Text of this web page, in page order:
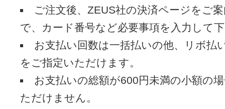
ご注文後、ZEUS社の決済ページをご
で、カード番号など必要事項を入力して
お支払い回数は一括払いの他、リボ払
をご指定いただけます。
お支払いの総額が600円未満の小額の
ただけません。